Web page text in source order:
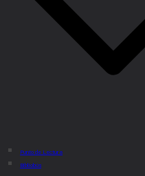
Punto de Lectura
Bibliobús